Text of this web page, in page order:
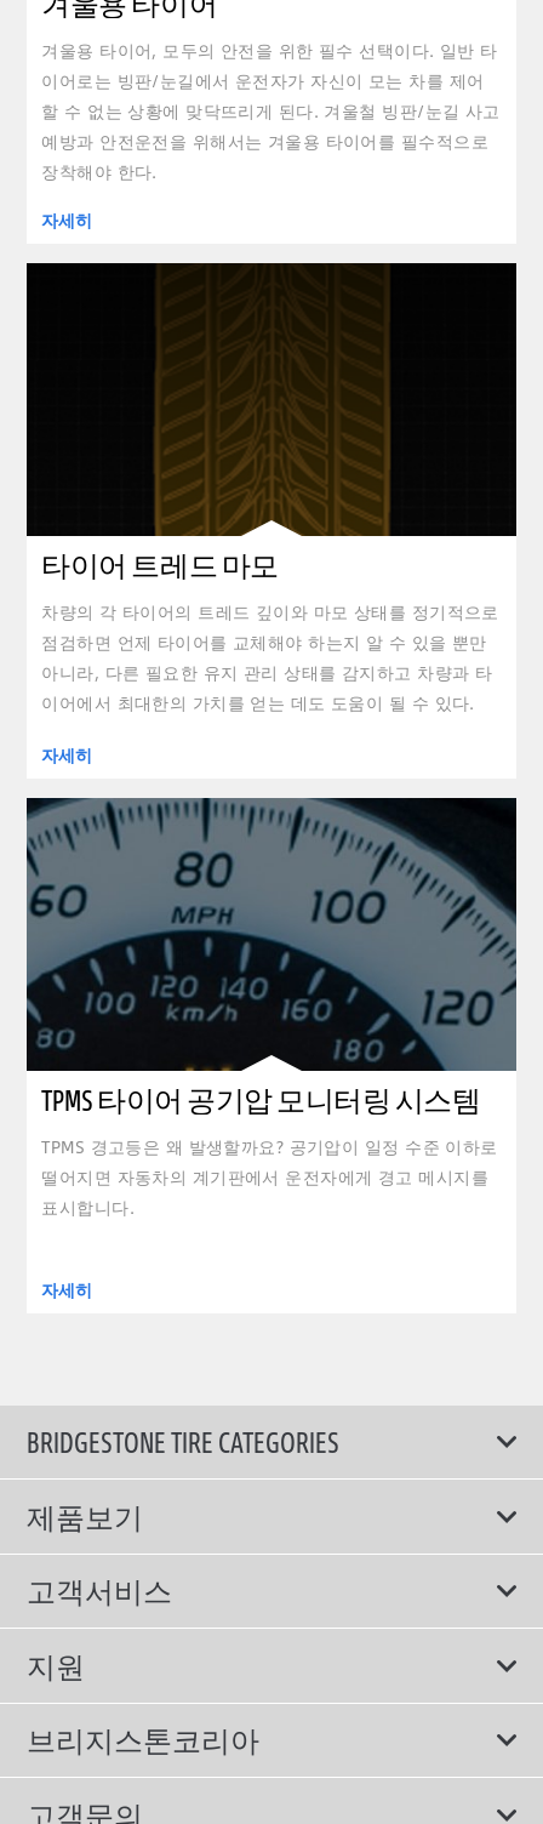
겨울용 타이어, 모두의 안전을 위한 필수 선택이다. 일반 타
이어로는 빙판/눈길에서 운전자가 자신이 모는 차를 제어
할 수 없는 상황에 맞닥뜨리게 된다. 겨울철 빙판/눈길 사고
예방과 안전운전을 위해서는 겨울용 타이어를 필수적으로
장착해야 한다.
자세히
타이어 트레드 마모
차량의 각 타이어의 트레드 깊이와 마모 상태를 정기적으로
점검하면 언제 타이어를 교체해야 하는지 알 수 있을 뿐만
아니라, 다른 필요한 유지 관리 상태를 감지하고 차량과 타
이어에서 최대한의 가치를 얻는 데도 도움이 될 수 있다.
자세히
TPMS 타이어 공기압 모니터링 시스템
TPMS 경고등은 왜 발생할까요? 공기압이 일정 수준 이하로
떨어지면 자동차의 계기판에서 운전자에게 경고 메시지를
표시합니다.
자세히
BRIDGESTONE TIRE CATEGORIES
제품보기
모두
스포츠 타이어
컴포트 타이어
친환경 타이어
SUV/RV 타이어
고객서비스
보증서비스
에너지소비효율등급제도
지원
이용약관
개인정보처리방침
브리지스톤코리아
회사소개
고객문의